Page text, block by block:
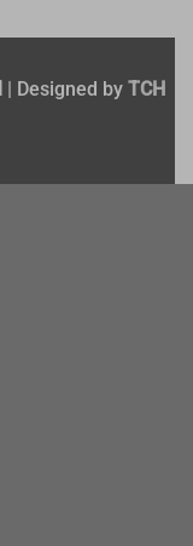
| Designed by TCH